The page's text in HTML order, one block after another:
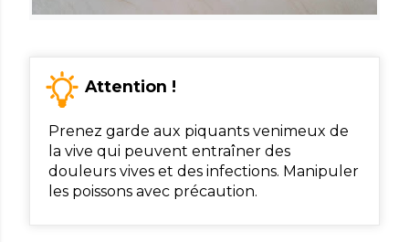
Attention !
Prenez garde aux piquants venimeux de
la vive qui peuvent entraîner des
douleurs vives et des infections. Manipuler
les poissons avec précaution.